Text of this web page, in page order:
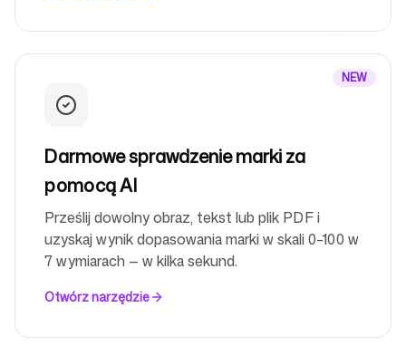
Centrum pomocy
Darmowe narzędzia
FAQ
NEW
Darmowe sprawdzenie marki za
pomocą AI
Prześlij dowolny obraz, tekst lub plik PDF i
uzyskaj wynik dopasowania marki w skali 0–100 w
7 wymiarach — w kilka sekund.
Otwórz narzędzie